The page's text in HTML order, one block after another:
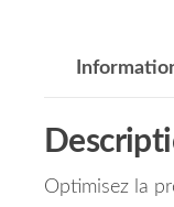
Optimisez la